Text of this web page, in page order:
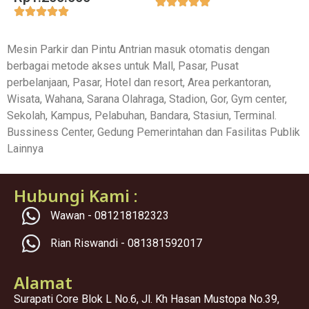
Mesin Parkir dan Pintu Antrian masuk otomatis dengan
berbagai metode akses untuk Mall, Pasar, Pusat
perbelanjaan, Pasar, Hotel dan resort, Area perkantoran,
Wisata, Wahana, Sarana Olahraga, Stadion, Gor, Gym center,
Sekolah, Kampus, Pelabuhan, Bandara, Stasiun, Terminal.
Bussiness Center, Gedung Pemerintahan dan Fasilitas Publik
Lainnya
Hubungi Kami :
Wawan - 081218182323
Rian Riswandi - 081381592017
Alamat
Surapati Core Blok L No.6, Jl. Kh Hasan Mustopa No.39,